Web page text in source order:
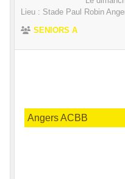
Lieu : Stade Paul Robin
SENIORS A
Angers ACBB